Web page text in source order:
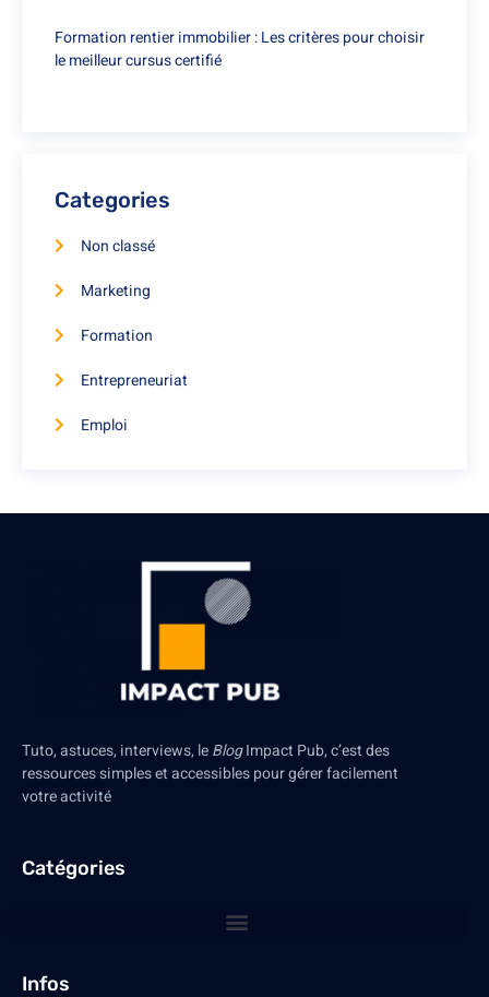
Formation rentier immobilier : Les critères pour choisir
le meilleur cursus certifié
Categories
Non classé
Marketing
Formation
Entrepreneuriat
Emploi
Tuto, astuces, interviews, leBlogImpact Pub, c’est des
ressources simples et accessibles pour gérer facilement
votre activité
Catégories
Infos